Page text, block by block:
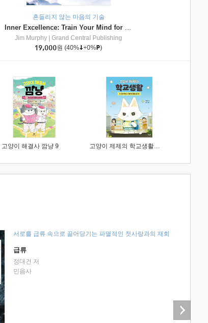
흔들리지 않는 마음의 기술
Inner Excellence: Train Your Mind for Extraordinary Performance and the Best Possible Life
Jim Murphy
Grand Central Publishing
19,000원 (40% +0% )
고양이 해결사 깜냥 9 고양이 제제의 학교생활 1 : 초등학생이 이렇게 힘들 줄이야
서로를 급류 속으로 끌어당기는 파멸적인 첫사랑과의 재회
급류
정대건 저
민음사